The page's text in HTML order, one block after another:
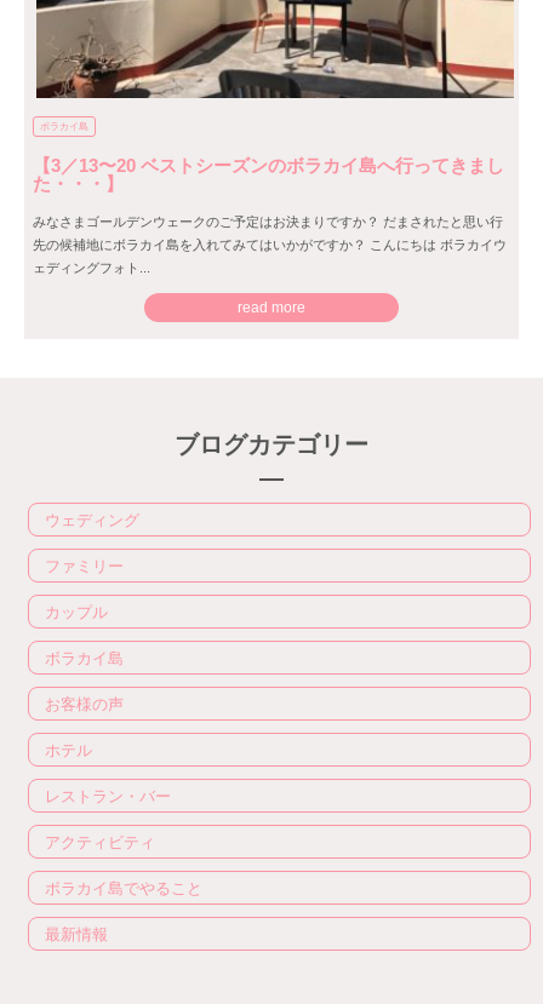
ボラカイ島
【3／13〜20 ベストシーズンのボラカイ島へ行ってきまし
た・・・】
みなさまゴールデンウェークのご予定はお決まりですか？ だまされたと思い行
先の候補地にボラカイ島を入れてみてはいかがですか？ こんにちは ボラカイウ
ェディングフォト...
read more
ブログカテゴリー
ウェディング
ファミリー
カップル
ボラカイ島
お客様の声
ホテル
レストラン・バー
アクティビティ
ボラカイ島でやること
最新情報